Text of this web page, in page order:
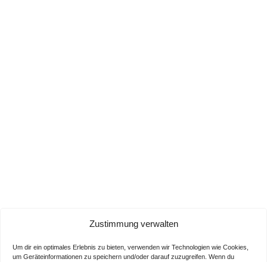
Zustimmung verwalten
Um dir ein optimales Erlebnis zu bieten, verwenden wir Technologien wie Cookies,
um Geräteinformationen zu speichern und/oder darauf zuzugreifen. Wenn du